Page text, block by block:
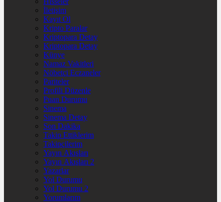
İletişim
Kayıt Ol
Kripto Paralar
Kriptopara Detay
Kriptopara Detay
Künye
Namaz Vakitleri
Nöbetçi Eczaneler
Pariteler
Profili Düzenle
Puan Durumu
Sinema
Sinema Detay
Son Dakika
Takip Ettiklerim
Takipçilerim
Yayın Akışları
Yayın Akışları 2
Yazarlar
Yol Durumu
Yol Durumu 2
Yorumlarım